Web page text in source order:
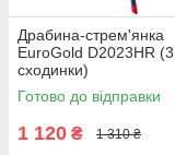
Драбина-стрем'янка
EuroGold D2023HR (3
сходинки)
Готово до відправки
1 120 ₴ 1 310 ₴